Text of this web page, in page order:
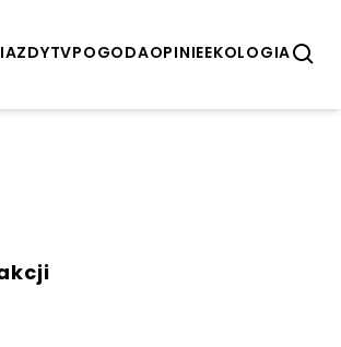
TVPOGODAOPINIEEKOLOGIA